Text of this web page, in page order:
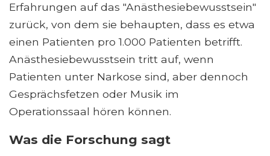
Erfahrungen auf das "Anästhesiebewusstsein"
zurück, von dem sie behaupten, dass es etwa
einen Patienten pro 1.000 Patienten betrifft.
Anästhesiebewusstsein tritt auf, wenn
Patienten unter Narkose sind, aber dennoch
Gesprächsfetzen oder Musik im
Operationssaal hören können.
Was die Forschung sagt